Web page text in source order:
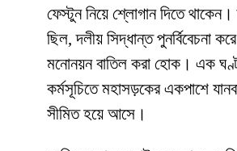
ফেস্টুন নিয়ে শ্লোগান দিতে থাকেন।
ছিল, দলীয় সিদ্ধান্ত পুনর্বিবেচনা করে
মনোনয়ন বাতিল করা হোক। এক
কর্মসূচিতে মহাসড়কের একপাশে
সীমিত হয়ে আসে।